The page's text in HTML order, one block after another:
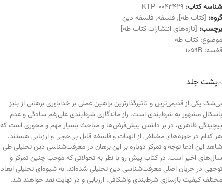
شناسه کتاب: KTP-0043429
گروه: [کتاب طه], فلسفه, فلسفه دین
برچسب: [تازه‌های انتشارات کتاب طه]
موضوع: کتاب طه
قفسه: 1059B
پشت جلد
بی‌شک یکی از قدیمی‌ترین و تاثیرگذارترین براهین عملی بر خداباوری برهانی از بلیز
پاسکال مشهور به شرط‌بندی است. راز ماندگاری شرط‌بندی علی‌رغم سادگی و عدم
پیچیدگی ظاهری، در بر داشتن پیش‌فرض‌ها و مباحث بسیار مهم و محوری است که
هر کدام در حوزه‌های مختلفی از الهیات و فلسفه قابل پی‌جویی و ارزیابی هستند.
شاهد این ادعا توجه و تمرکز دوباره بر این برهان در معرفت‌شناسی دین تحلیلی طی
سال‌های اخیر است. در کتاب پیش رو با نظر به تحولاتی که موجب چنین تمرکز و
توجهی در جریان اصلی معرفت‌شناسی دین تحلیلی شده‌اند، به شیوه‌ای تحلیلی ابعاد
مختلف کیفیت بازسازی شرط‌بندی واشکافی، ارزیابی و در نهایت نقد خواهند شد.